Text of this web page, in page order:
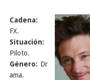
Cadena:
FX.
Situación:
Piloto.
Género: Dr
ama.